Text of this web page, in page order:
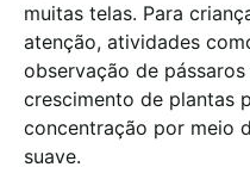
muitas telas. Para
atenção, atividades
observação de
crescimento de plantas
concentração por meio
suave.